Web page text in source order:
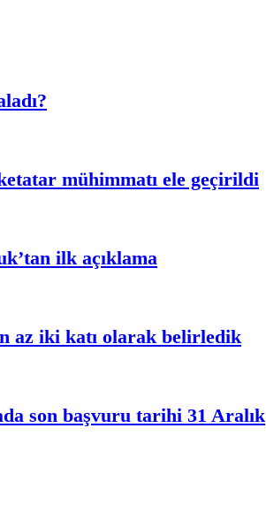
mühimmatı ele geçirildi
ilk açıklama
az iki katı olarak belirledik
son başvuru tarihi 31 Aralık